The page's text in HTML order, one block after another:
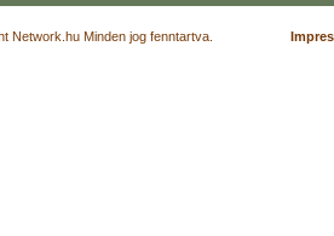
Network.hu Minden jog fenntartva.